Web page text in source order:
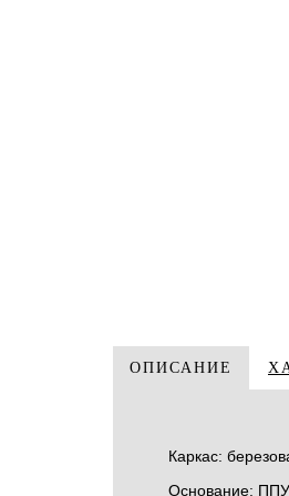
ОПИСАНИЕ
Каркас:
Основание: ППУ